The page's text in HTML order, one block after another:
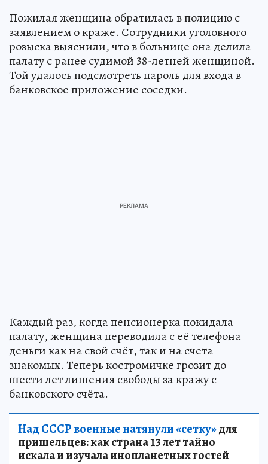
Пожилая женщина обратилась в полицию с
заявлением о краже. Сотрудники уголовного
розыска выяснили, что в больнице она делила
палату с ранее судимой 38-летней женщиной.
Той удалось подсмотреть пароль для входа в
банковское приложение соседки.
Каждый раз, когда пенсионерка покидала
палату, женщина переводила с её телефона
деньги как на свой счёт, так и на счета
знакомых. Теперь костромичке грозит до
шести лет лишения свободы за кражу с
банковского счёта.
Над СССР военные натянули «сетку»для
пришельцев: как страна 13 лет тайно
искала и изучала инопланетных гостей